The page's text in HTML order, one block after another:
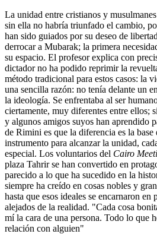
La unidad entre cristianos y
sin ella no habría triunfado el cambio,
han sido guiados por su deseo de
derrocar a Mubarak; la primera
su espacio. El profesor explica con
dictador no ha podido reprimir la
método tradicional para estos casos: la
una sencilla razón: no tenía delante un
la ideología. Se enfrentaba al ser
ciertamente, muy diferentes entre ellos;
y algunos amigos suyos han aprendido
de Rimini es que la diferencia es la
instrumento para alcanzar la unidad,
especial. Los voluntarios del Cairo
plaza Tahrir se han convertido en
parecido a lo que ha sucedido en la
siempre ha creído en cosas nobles y
hasta que esos ideales se encarnaron en
alejados de la realidad. "Cada cosa
mí la cara de una persona. Todo lo que
relación con alguien"